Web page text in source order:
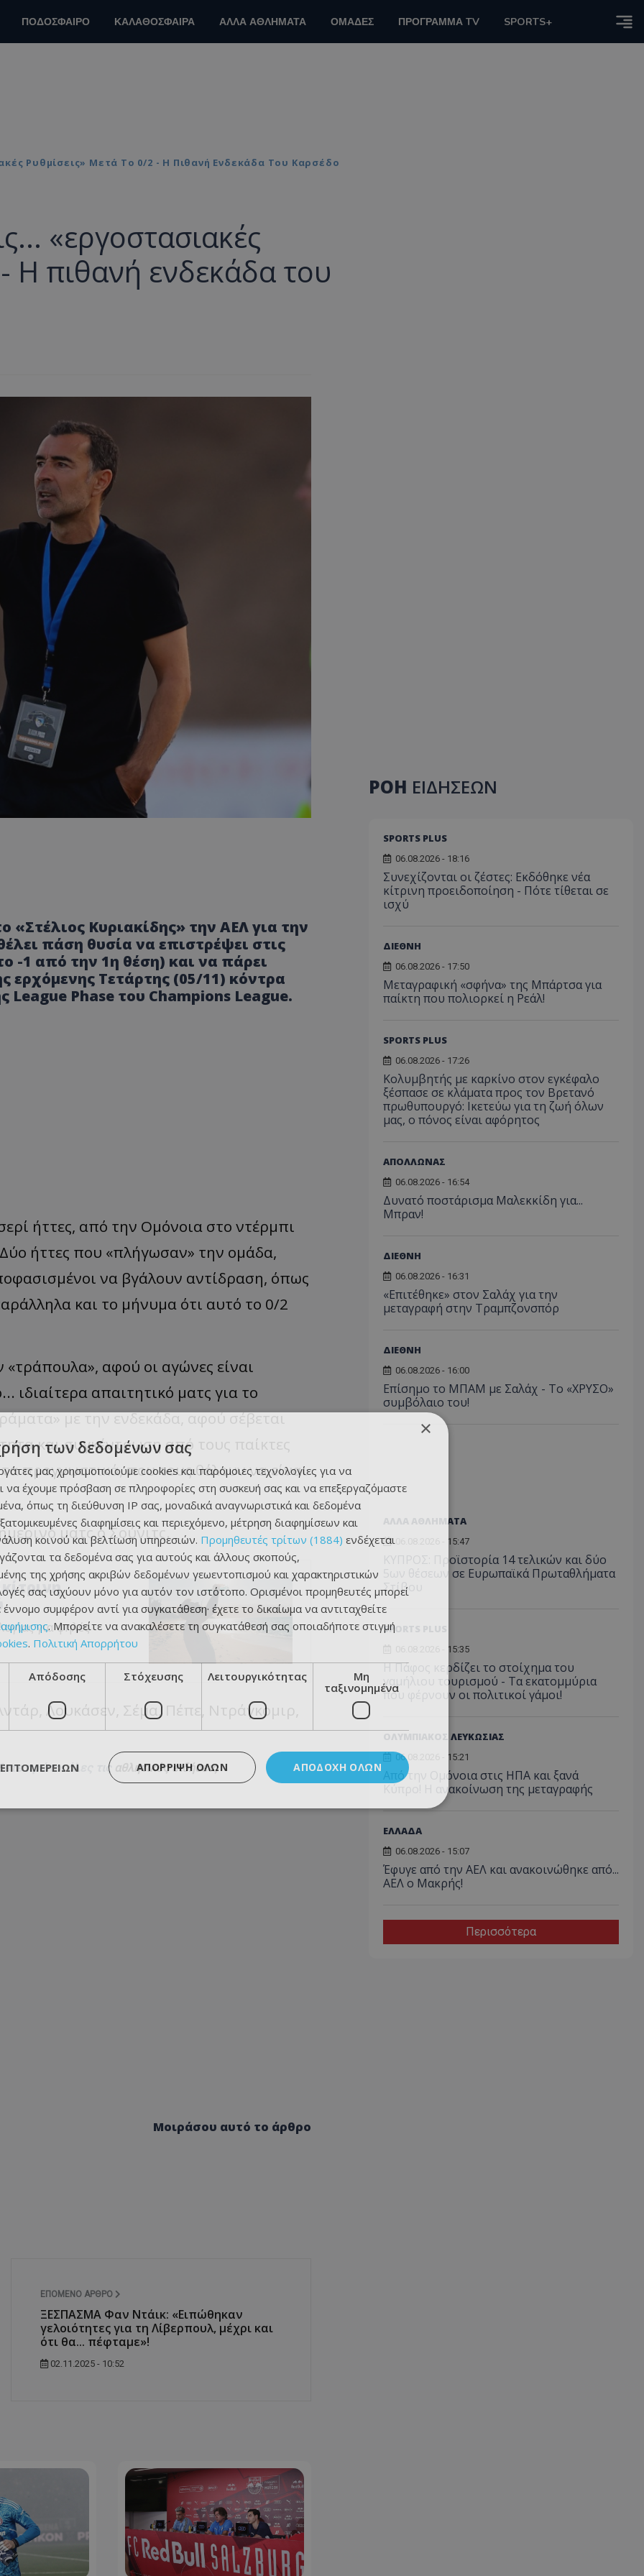
ΠΟΔΟΣΦΑΙΡΟ ΚΑΛΑΘΟΣΦΑΙΡΑ ΑΛΛΑ ΑΘΛΗΜΑΤΑ ΟΜΑΔΕΣ ΠΡΟΓΡΑΜΜΑ TV SPORTS+
Ρυθμίσεις» Μετά Το 0/2 - Η Πιθανή Ενδεκάδα Του Καρσέδο
«εργοστασιακές
Η πιθανή ενδεκάδα του
Κυριακίδης» την ΑΕΛ για την
πάση θυσία να επιστρέψει στις
-1 από την 1η θέση) και να πάρει
Τετάρτης (05/11) κόντρα
League Phase του Champions League.
ήττες, από την Ομόνοια στο ντέρμπι
ήττες που «πλήγωσαν» την ομάδα,
να βγάλουν αντίδραση, όπως
και το μήνυμα ότι αυτό το 0/2
αφού οι αγώνες είναι
ιδιαίτερα απαιτητικό ματς για το
με την ενδεκάδα, αφού σέβεται
και συγκέντρωση από τους παίκτες
προγνωστικά, που τους θέλουν να είναι
ματς ο Σούνιτς.
για ψηλές
Λουκάσεν, Σέμα, Πέπε, Ντράγκομιρ,
πρώτοι όλες τις αθλητικές ειδήσεις
Μοιράσου αυτό το άρθρο
ΕΠΌΜΕΝΟ ΆΡΘΡΟ
ΞΕΣΠΑΣΜΑ Φαν Ντάικ: «Ειπώθηκαν
γελοιότητες για τη Λίβερπουλ, μέχρι και
ότι θα... πέφταμε»!
02.11.2025 - 10:52
ΡΟΗ ΕΙΔΗΣΕΩΝ
SPORTS PLUS
06.08.2026 - 18:16
Συνεχίζονται οι ζέστες: Εκδόθηκε νέα
κίτρινη προειδοποίηση - Πότε τίθεται σε
ισχύ
ΔΙΕΘΝΗ
06.08.2026 - 17:50
Μεταγραφική «σφήνα» της Μπάρτσα για
παίκτη που πολιορκεί η Ρεάλ!
SPORTS PLUS
06.08.2026 - 17:26
Κολυμβητής με καρκίνο στον εγκέφαλο
ξέσπασε σε κλάματα προς τον Βρετανό
πρωθυπουργό: Ικετεύω για τη ζωή όλων
μας, ο πόνος είναι αφόρητος
ΑΠΟΛΛΩΝΑΣ
06.08.2026 - 16:54
Δυνατό ποστάρισμα Μαλεκκίδη για...
Μπραν!
ΔΙΕΘΝΗ
06.08.2026 - 16:31
«Επιτέθηκε» στον Σαλάχ για την
μεταγραφή στην Τραμπζονσπόρ
ΔΙΕΘΝΗ
06.08.2026 - 16:00
Επίσημο το ΜΠΑΜ με Σαλάχ - Το «ΧΡΥΣΟ»
συμβόλαιο του!
ΑΛΛΑ ΑΘΛΗΜΑΤΑ
06.08.2026 - 15:47
ΚΥΠΡΟΣ: Προϊστορία 14 τελικών και δύο
5ων θέσεων σε Ευρωπαϊκά Πρωταθλήματα
Στίβου
SPORTS PLUS
06.08.2026 - 15:35
Η Πάφος κερδίζει το στοίχημα του
γαμήλιου τουρισμού - Τα εκατομμύρια
που φέρνουν οι πολιτικοί γάμοι!
ΟΛΥΜΠΙΑΚΟΣ ΛΕΥΚΩΣΙΑΣ
06.08.2026 - 15:21
Από την Ομόνοια στις ΗΠΑ και ξανά
Κύπρο! Η ανακοίνωση της μεταγραφής
ΕΛΛΑΔΑ
06.08.2026 - 15:07
Έφυγε από την ΑΕΛ και ανακοινώθηκε από...
ΑΕΛ ο Μακρής!
Περισσότερα
×
των δεδομένων σας
μας χρησιμοποιούμε cookies και παρόμοιες τεχνολογίες για να
να έχουμε πρόσβαση σε πληροφορίες στη συσκευή σας και να επεξεργαζόμαστε
όπως τη διεύθυνση IP σας, μοναδικά αναγνωριστικά και δεδομένα
διαφημίσεις και περιεχόμενο, μέτρηση διαφημίσεων και
κοινού και βελτίωση υπηρεσιών. Προμηθευτές τρίτων (1884) ενδέχεται
τα δεδομένα σας για αυτούς και άλλους σκοπούς,
της χρήσης ακριβών δεδομένων γεωεντοπισμού και χαρακτηριστικών
σας ισχύουν μόνο για αυτόν τον ιστότοπο. Ορισμένοι προμηθευτές μπορεί
συμφέρον αντί για συγκατάθεση· έχετε το δικαίωμα να αντιταχθείτε
. Μπορείτε να ανακαλέσετε τη συγκατάθεσή σας οποιαδήποτε στιγμή
. Πολιτική Απορρήτου
Απόδοσης Στόχευσης Λειτουργικότητας
Μη
ταξινομημένα
ΑΠΟΔΟΧΉ ΌΛΩΝ
ΑΠΌΡΡΙΨΗ ΌΛΩΝ